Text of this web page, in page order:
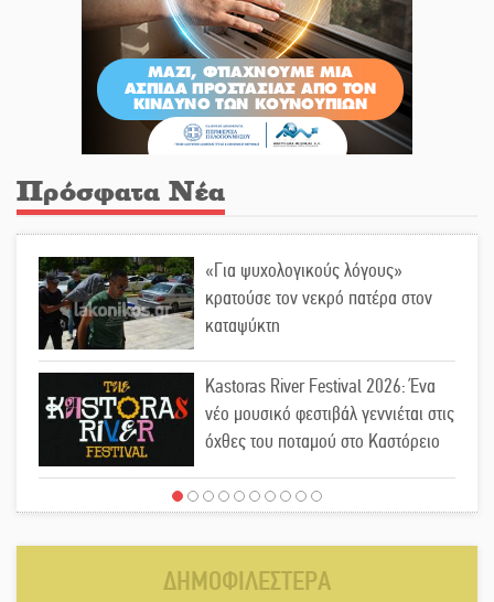
Πρόσφατα Νέα
«Για ψυχολογικούς λόγους»
κρατούσε τον νεκρό πατέρα στον
καταψύκτη
Kastoras River Festival 2026: Ένα
νέο μουσικό φεστιβάλ γεννιέται στις
όχθες του ποταμού στο Καστόρειο
Τα ζάρια παίρνουν «φωτιά» στην
ΔΗΜΟΦΙΛΕΣΤΕΡΑ